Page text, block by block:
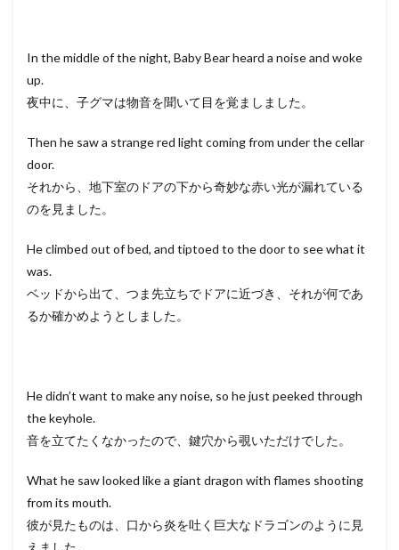
In the middle of the night, Baby Bear heard a noise and woke
up.
夜中に、子グマは物音を聞いて目を覚ましました。
Then he saw a strange red light coming from under the cellar
door.
それから、地下室のドアの下から奇妙な赤い光が漏れている
のを見ました。
He climbed out of bed, and tiptoed to the door to see what it
was.
ベッドから出て、つま先立ちでドアに近づき、それが何であ
るか確かめようとしました。
He didn’t want to make any noise, so he just peeked through
the keyhole.
音を立てたくなかったので、鍵穴から覗いただけでした。
What he saw looked like a giant dragon with flames shooting
from its mouth.
彼が見たものは、口から炎を吐く巨大なドラゴンのように見